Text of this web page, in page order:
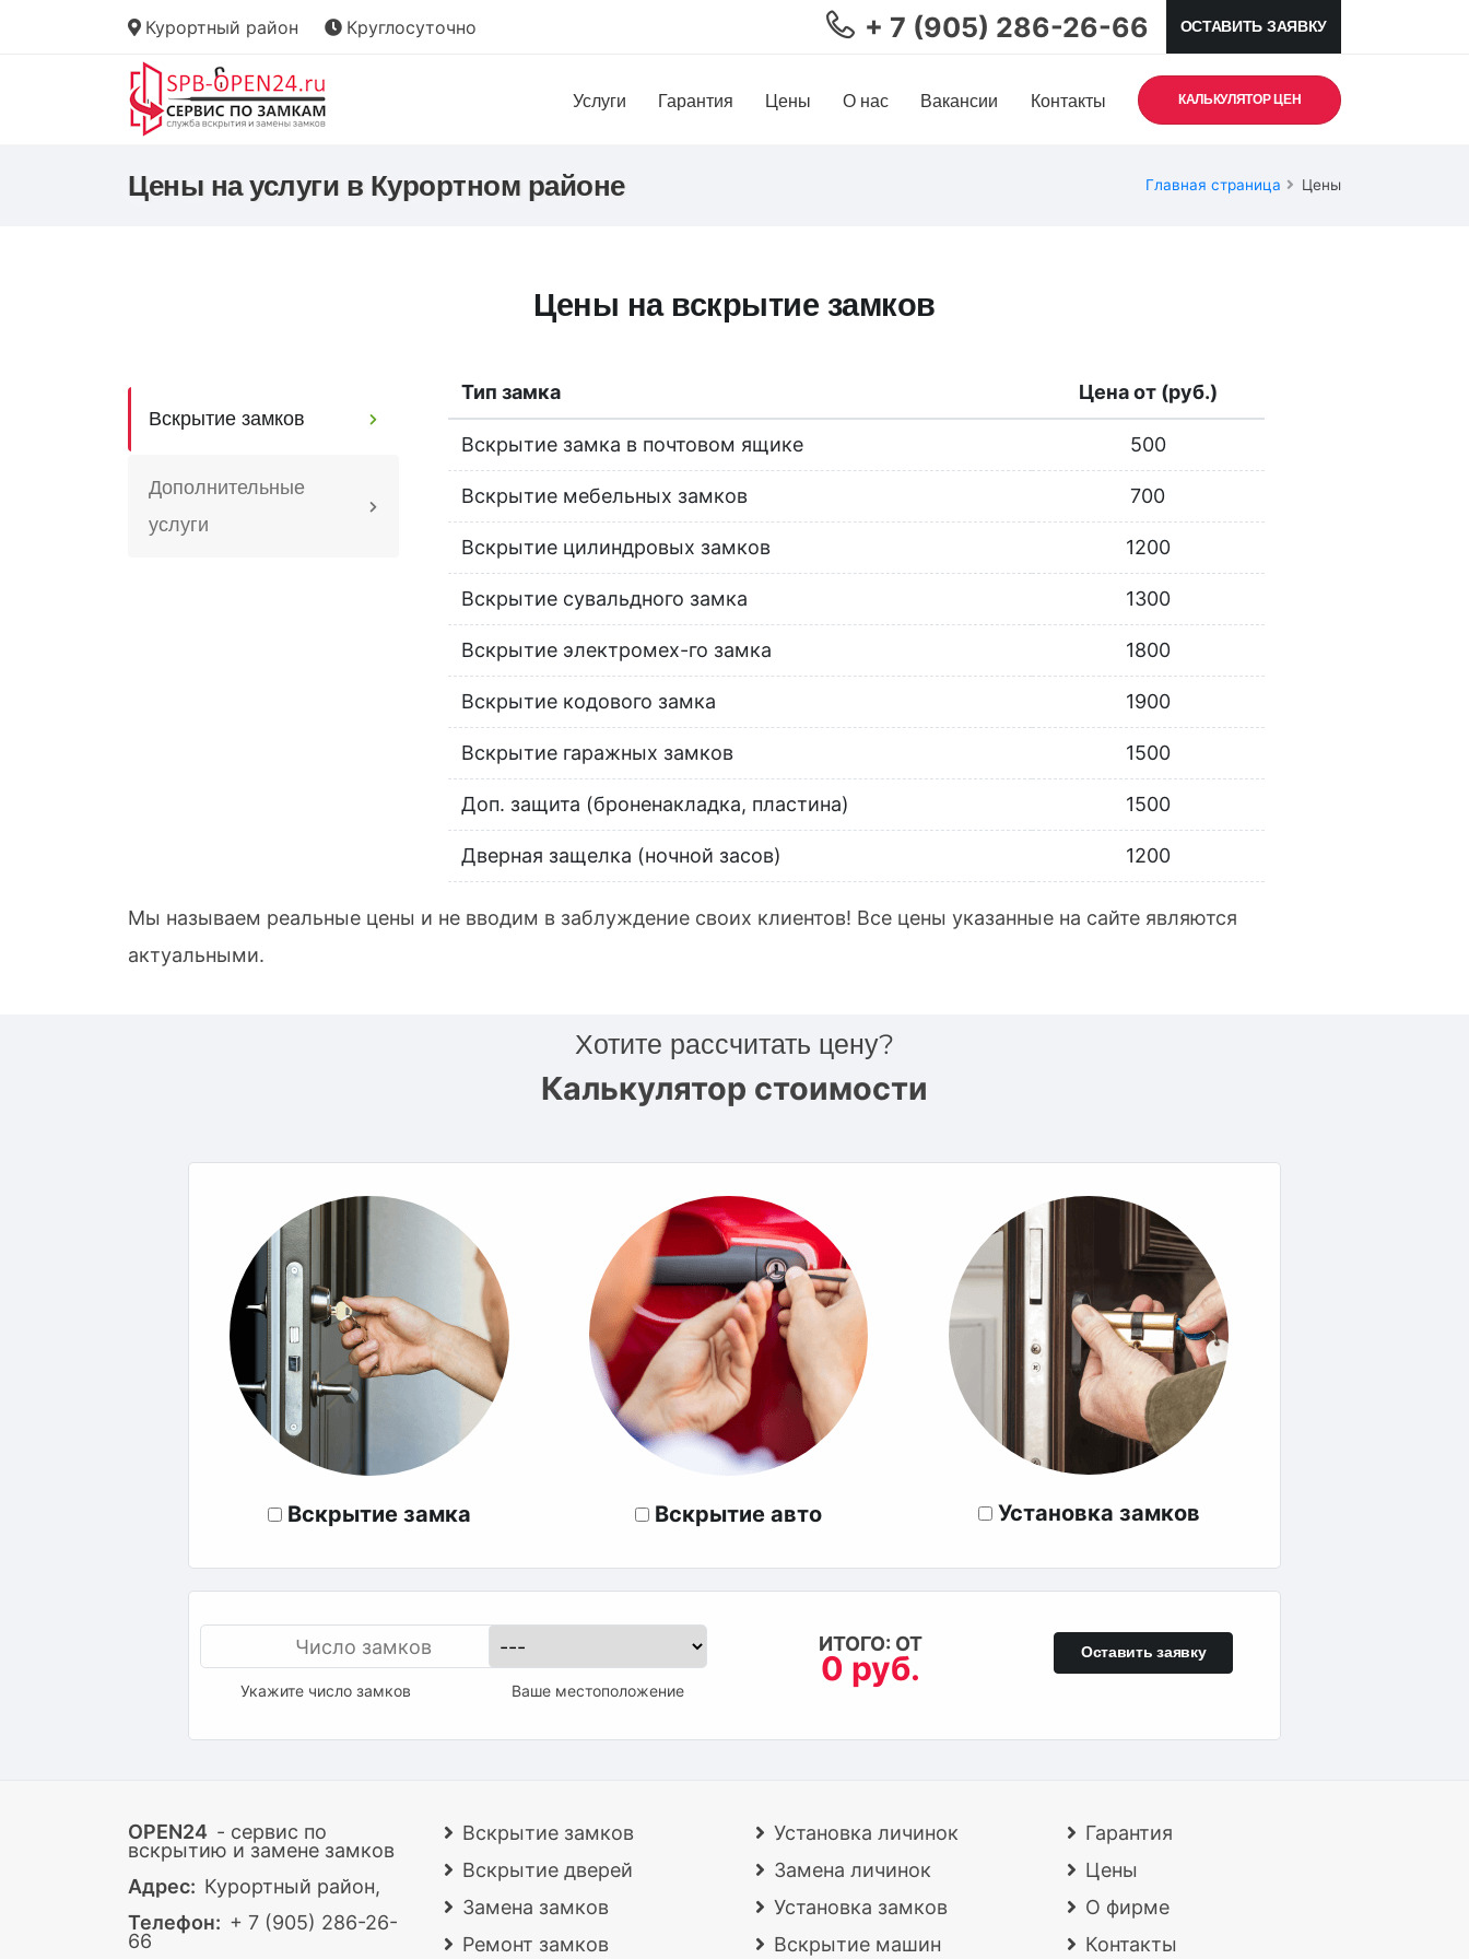
Курортный район Круглосуточно + 7 (905) 286-26-66 ОСТАВИТЬ ЗАЯВКУ
Услуги Гарантия Цены О нас Вакансии Контакты КАЛЬКУЛЯТОР ЦЕН
Цены на услуги в Курортном районе Главная страница Цены
Цены на вскрытие замков
Вскрытие замков
Дополнительные
услуги
Тип замка Цена от (руб.)
Вскрытие замка в почтовом ящике 500
Вскрытие мебельных замков 700
Вскрытие цилиндровых замков 1200
Вскрытие сувальдного замка 1300
Вскрытие электромех-го замка 1800
Вскрытие кодового замка 1900
Вскрытие гаражных замков 1500
Доп. защита (броненакладка, пластина) 1500
Дверная защелка (ночной засов) 1200
Мы называем реальные цены и не вводим в заблуждение своих клиентов! Все цены указанные на сайте являются
актуальными.
Хотите рассчитать цену?
Калькулятор стоимости
Вскрытие замка Вскрытие авто Установка замков
Укажите число замков Ваше местоположение
ИТОГО: ОТ
0 руб. Оставить заявку
OPEN24 - сервис по
вскрытию и замене замков
Адрес: Курортный район,
Телефон: + 7 (905) 286-26-
66
Вскрытие замков
Вскрытие дверей
Замена замков
Ремонт замков
Установка личинок
Замена личинок
Установка замков
Вскрытие машин
Гарантия
Цены
О фирме
Контакты